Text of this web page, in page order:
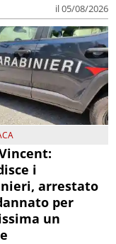
il 05/08/2026
i
arrestato
per
un